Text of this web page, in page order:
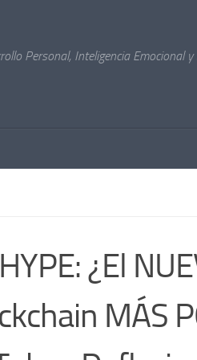
Personal, Inteligencia Emocional y
¿El
MÁS